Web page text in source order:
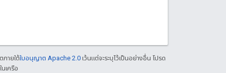
ภายใต้ใบอนุญาต Apache 2.0 เว้นแต่จะระบุไว้เป็นอย่างอื่น โปรด
เครือ